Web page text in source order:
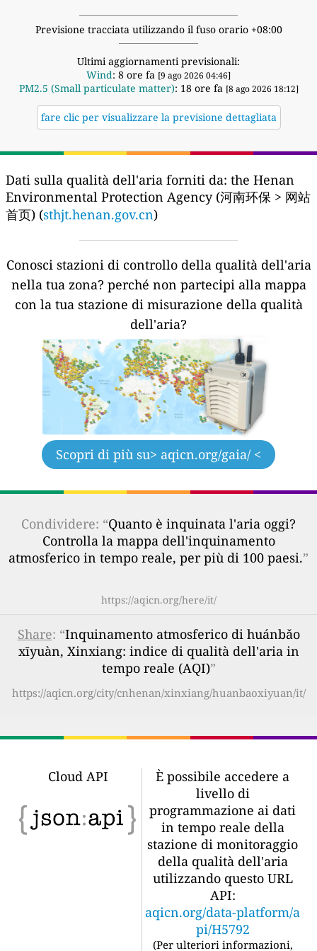
Previsione tracciata utilizzando il fuso orario +08:00
Ultimi aggiornamenti previsionali:
Wind: 8 ore fa [9 ago 2026 04:46]
PM2.5 (Small particulate matter): 18 ore fa [8 ago 2026 18:12]
fare clic per visualizzare la previsione dettagliata
Dati sulla qualità dell'aria forniti da: the Henan
Environmental Protection Agency (河南环保 > 网站
首页) (sthjt.henan.gov.cn)
Conosci stazioni di controllo della qualità dell'aria
nella tua zona? perché non partecipi alla mappa
con la tua stazione di misurazione della qualità
dell'aria?
Scopri di più su> aqicn.org/gaia/ <
Condividere: “Quanto è inquinata l'aria oggi?
Controlla la mappa dell'inquinamento
atmosferico in tempo reale, per più di 100 paesi.”
https://aqicn.org/here/it/
Share: “Inquinamento atmosferico di huánbǎo
xīyuàn, Xinxiang: indice di qualità dell'aria in
tempo reale (AQI)”
https://aqicn.org/city/cnhenan/xinxiang/huanbaoxiyuan/it/
Cloud API
È possibile accedere a
livello di
programmazione ai dati
in tempo reale della
stazione di monitoraggio
della qualità dell'aria
utilizzando questo URL
API:
aqicn.org/data-platform/a
pi/H5792
(Per ulteriori informazioni,